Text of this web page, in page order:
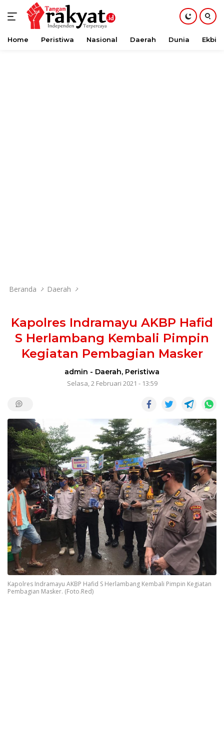
Langsung
Home Peristiwa Nasional Daerah Dunia Ekbis
Beranda Daerah
Kapolres Indramayu AKBP Hafid
S Herlambang Kembali Pimpin
Kegiatan Pembagian Masker
admin - Daerah, Peristiwa
Selasa, 2 Februari 2021 - 13:59
Kapolres Indramayu AKBP Hafid S Herlambang Kembali Pimpin Kegiatan
Pembagian Masker. (Foto.Red)